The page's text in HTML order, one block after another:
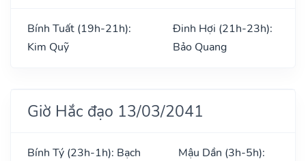
Bính Tuất (19h-21h):
Kim Quỹ
Đinh Hợi (21h-23h):
Bảo Quang
Giờ Hắc đạo 13/03/2041
Bính Tý (23h-1h): Bạch
Mậu Dần (3h-5h):